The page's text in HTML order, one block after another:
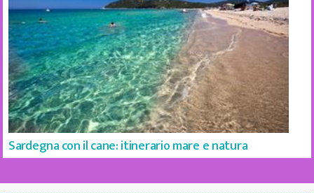
Sardegna con il cane: itinerario mare e natura